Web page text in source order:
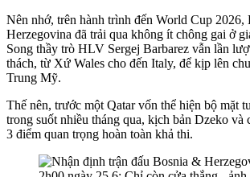
Nên nhớ, trên hành trình đến World Cup 2026,
Herzegovina đã trải qua không ít chông gai ở
Song thầy trò HLV Sergej Barbarez vẫn lần
thách, từ Xứ Wales cho đến Italy, để kịp lên
Trung Mỹ.
Thế nên, trước một Qatar vốn thể hiện bộ mặt
trong suốt nhiều tháng qua, kịch bản Dzeko và
3 điểm quan trọng hoàn toàn khả thi.